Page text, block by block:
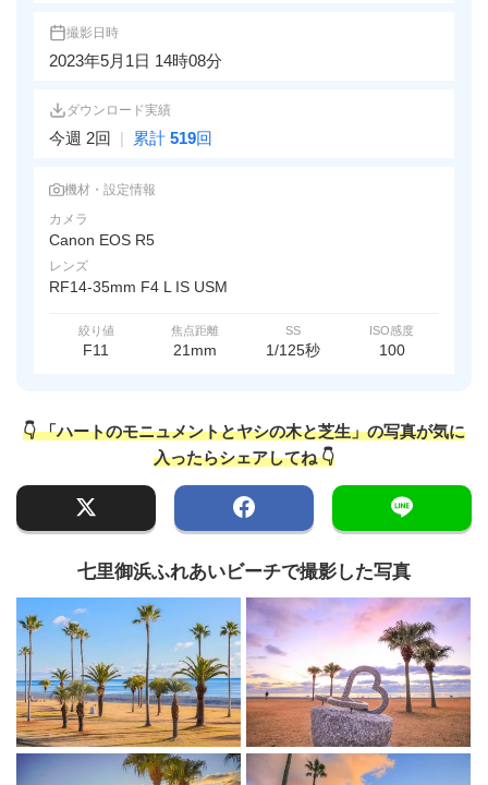
撮影日時
2023年5月1日 14時08分
ダウンロード実績
今週 2回 | 累計 519回
機材・設定情報
カメラ
Canon EOS R5
レンズ
RF14-35mm F4 L IS USM
絞り値
F11
焦点距離
21mm
SS
1/125秒
ISO感度
100
👇 「ハートのモニュメントとヤシの木と芝生」の写真が気に
入ったらシェアしてね 👇
七里御浜ふれあいビーチで撮影した写真